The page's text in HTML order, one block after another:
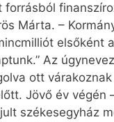
forrásból
Márta. –
elsőként
Az
ott
Jövő év végén
székesegyház